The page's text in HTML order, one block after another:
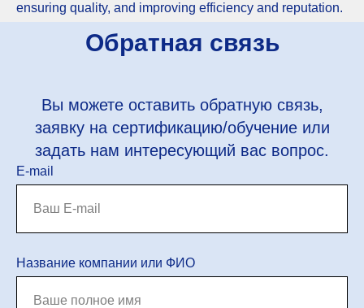
ensuring quality, and improving efficiency and reputation.
Обратная связь
Вы можете оставить обратную связь,
заявку на сертификацию/обучение или
задать нам интересующий вас вопрос.
E-mail
Название компании или ФИО